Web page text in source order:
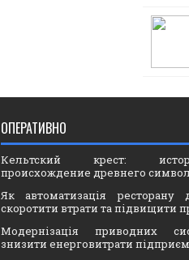
ОПЕРАТИВНО
Кельтский крест:
происхождение древнего
Як автоматизація ресторану
скоротити втрати та підвищити
Модернізація приводних
знизити енерговитрати